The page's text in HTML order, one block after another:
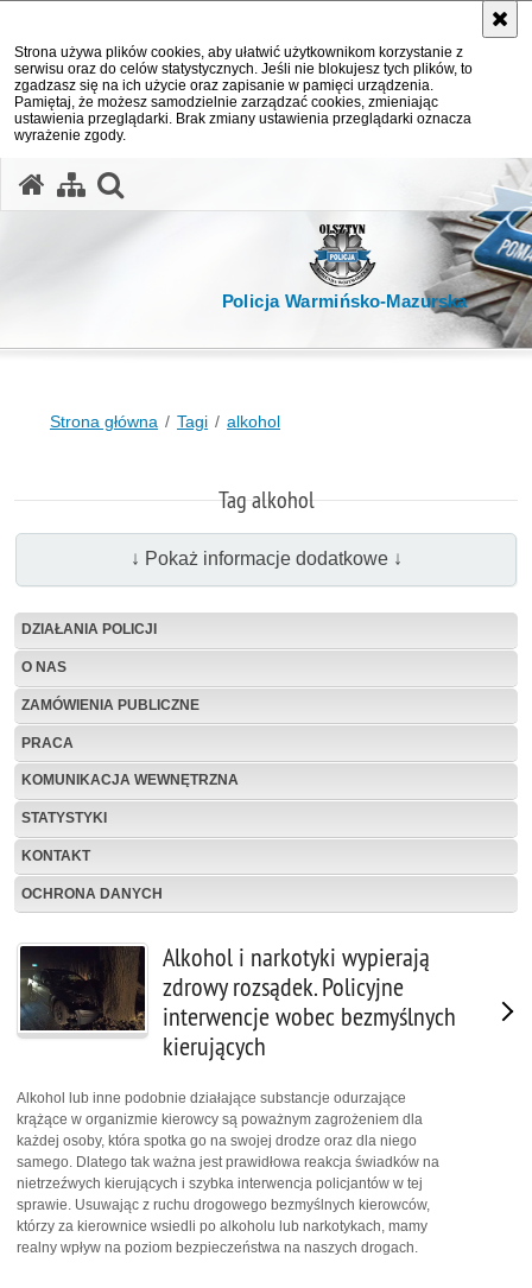
Strona używa plików cookies, aby ułatwić użytkownikom korzystanie z
serwisu oraz do celów statystycznych. Jeśli nie blokujesz tych plików, to
zgadzasz się na ich użycie oraz zapisanie w pamięci urządzenia.
Pamiętaj, że możesz samodzielnie zarządzać cookies, zmieniając
ustawienia przeglądarki. Brak zmiany ustawienia przeglądarki oznacza
wyrażenie zgody.
Policja Warmińsko-Mazurska
Strona główna Tagi alkohol
Tag alkohol
↓ Pokaż informacje dodatkowe ↓
DZIAŁANIA POLICJI
O NAS
ZAMÓWIENIA PUBLICZNE
PRACA
KOMUNIKACJA WEWNĘTRZNA
STATYSTYKI
KONTAKT
OCHRONA DANYCH
Alkohol i narkotyki wypierają
zdrowy rozsądek. Policyjne
interwencje wobec bezmyślnych
kierujących
Alkohol lub inne podobnie działające substancje odurzające
krążące w organizmie kierowcy są poważnym zagrożeniem dla
każdej osoby, która spotka go na swojej drodze oraz dla niego
samego. Dlatego tak ważna jest prawidłowa reakcja świadków na
nietrzeźwych kierujących i szybka interwencja policjantów w tej
sprawie. Usuwając z ruchu drogowego bezmyślnych kierowców,
którzy za kierownice wsiedli po alkoholu lub narkotykach, mamy
realny wpływ na poziom bezpieczeństwa na naszych drogach.